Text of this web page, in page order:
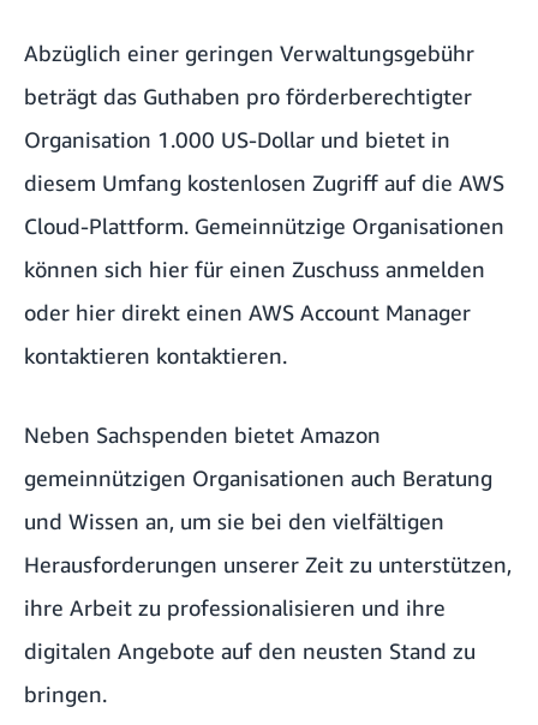
Abzüglich einer geringen Verwaltungsgebühr
beträgt das Guthaben pro förderberechtigter
Organisation 1.000 US-Dollar und bietet in
diesem Umfang kostenlosen Zugriff auf die AWS
Cloud-Plattform. Gemeinnützige Organisationen
können sich hier für einen Zuschuss anmelden
oder hier direkt einen AWS Account Manager
kontaktieren kontaktieren.
Neben Sachspenden bietet Amazon
gemeinnützigen Organisationen auch Beratung
und Wissen an, um sie bei den vielfältigen
Herausforderungen unserer Zeit zu unterstützen,
ihre Arbeit zu professionalisieren und ihre
digitalen Angebote auf den neusten Stand zu
bringen.